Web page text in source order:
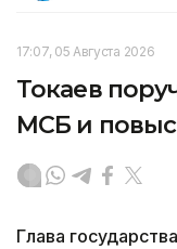
17:07, 05 Августа 2026
Токаев
МСБ и
Глава